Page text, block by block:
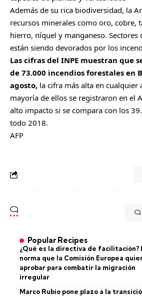
Además de su rica biodiversidad, la
recursos minerales como oro, cobre,
hierro, níquel y manganeso. Sectores
están siendo devorados por los
Las cifras del INPE muestran que
de 73.000 incendios forestales en
agosto, la cifra más alta en cualquier
mayoría de ellos se registraron en el
alto impacto si se compara con los
todo 2018.
AFP
Popular Recipes
¿Qué es la directiva de facilitación?
norma que la Comisión Europea
aprobar para combatir la migración
irregular
Marco Rubio pone plazo a la